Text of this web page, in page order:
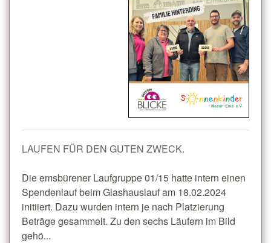
LAUFEN FÜR DEN GUTEN ZWECK.
Die emsbürener Laufgruppe 01/15 hatte intern einen
Spendenlauf beim Glashauslauf am 18.02.2024
initiiert. Dazu wurden intern je nach Platzierung
Beträge gesammelt. Zu den sechs Läufern im Bild
gehö...